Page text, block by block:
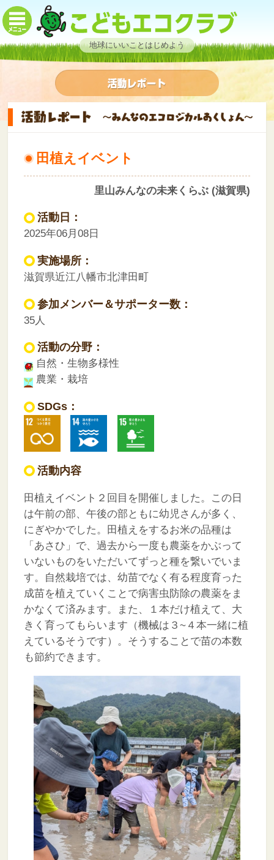
地球にいいことはじめよう
田植えイベント
里山みんなの未来くらぶ (滋賀県)
活動日：
2025年06月08日
実施場所：
滋賀県近江八幡市北津田町
参加メンバー＆サポーター数：
35人
活動の分野：
自然・生物多様性
農業・栽培
SDGs：
活動内容
田植えイベント２回目を開催しました。この日
は午前の部、午後の部ともに幼児さんが多く、
にぎやかでした。田植えをするお米の品種は
「あさひ」で、過去から一度も農薬をかぶって
いないものをいただいてずっと種を繋いでいま
す。自然栽培では、幼苗でなく有る程度育った
成苗を植えていくことで病害虫防除の農薬をま
かなくて済みます。また、１本だけ植えて、大
きく育ってもらいます（機械は３~４本一緒に植
えているそうです）。そうすることで苗の本数
も節約できます。